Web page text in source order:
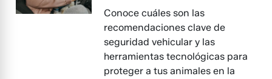
Conoce cuáles son las
recomendaciones clave de
seguridad vehicular y las
herramientas tecnológicas para
proteger a tus animales en la